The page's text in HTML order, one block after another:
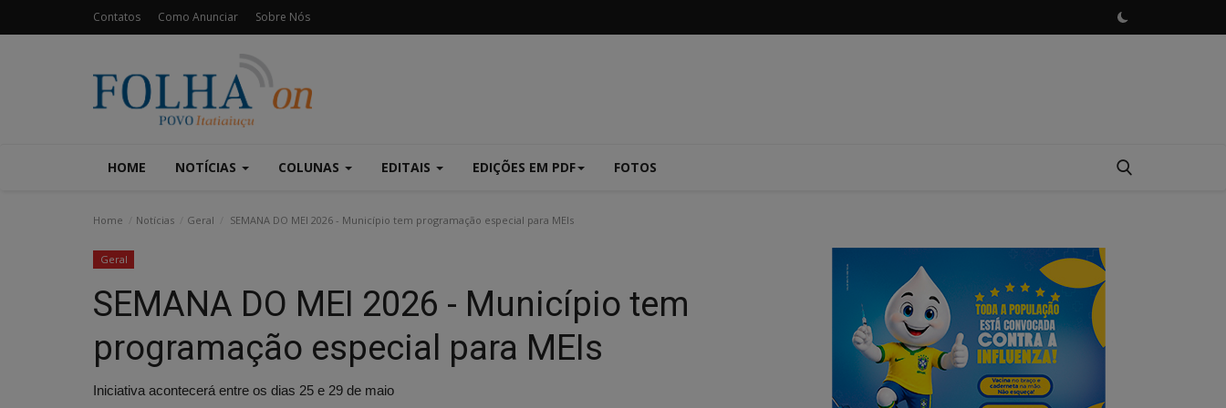
Contatos Como Anunciar Sobre Nós
HOME NOTÍCIAS COLUNAS EDITAIS EDIÇÕES EM PDF FOTOS
Home Notícias Geral SEMANA DO MEI 2026 - Município tem programação especial para MEIs
Geral
SEMANA DO MEI 2026 - Município tem
programação especial para MEIs
Iniciativa acontecerá entre os dias 25 e 29 de maio